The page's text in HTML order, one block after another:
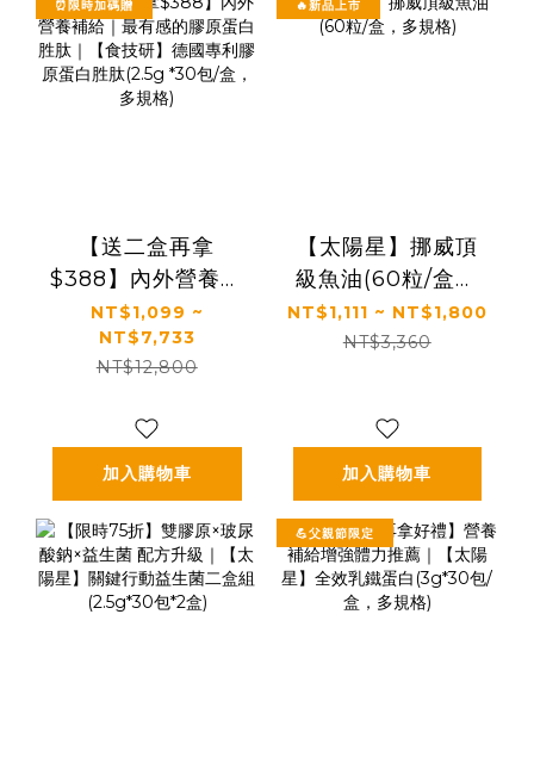
⏰限時加碼贈
【送二盒再拿
$388】內外營養補
給｜最有感的膠原
蛋白胜肽｜【食技
研】德國專利膠原
包/盒，多規格)
NT$1,099 ~
NT$7,733
NT$12,800
加入購物車
🔥新品上市
【太陽星】挪威頂
級魚油(60粒/盒，
多規格)
NT$1,111 ~ NT$1,800
NT$3,360
加入購物車
💪父親節限定